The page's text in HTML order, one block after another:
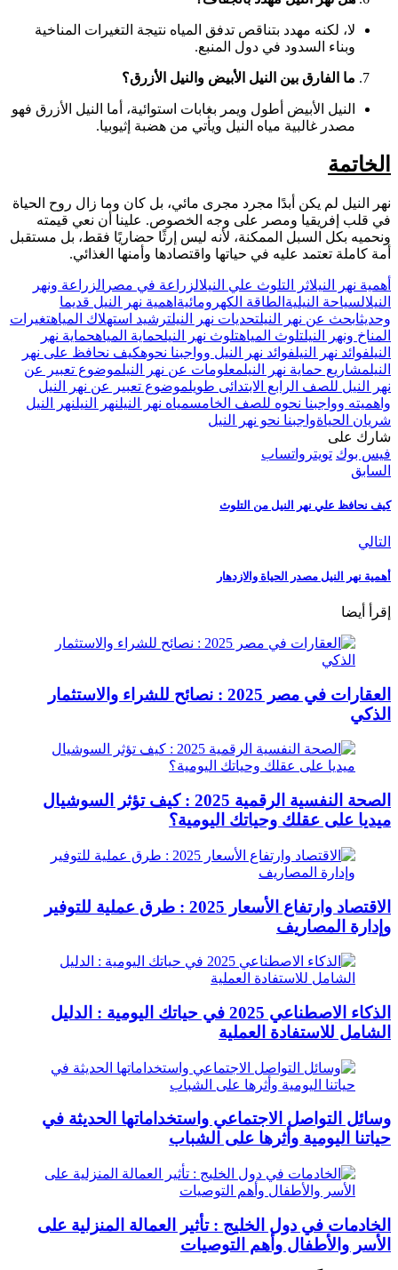
لا، لكنه مهدد بتناقص تدفق المياه نتيجة التغيرات المناخية
وبناء السدود في دول المنبع.
ما الفارق بين النيل الأبيض والنيل الأزرق؟
النيل الأبيض أطول ويمر بغابات استوائية، أما النيل الأزرق فهو
مصدر غالبية مياه النيل ويأتي من هضبة إثيوبيا.
الخاتمة
نهر النيل لم يكن أبدًا مجرد مجرى مائي، بل كان وما زال روح الحياة
في قلب إفريقيا ومصر على وجه الخصوص. علينا أن نعي قيمته
ونحميه بكل السبل الممكنة، لأنه ليس إرثًا حضاريًا فقط، بل مستقبل
أمة كاملة تعتمد عليه في حياتها واقتصادها وأمنها الغذائي.
أهمية نهر النيلاثر التلوث علي النيلالزراعة في مصر الزراعة ونهر
النيلالسياحة النيلية الطاقة الكهرومائية اهمية نهر النيل قديما
وحديثابحث عن نهر النيلتحديات نهر النيلترشيد استهلاك المياهتغيرات
المناخ ونهر النيلتلوث المياهتلوث نهر النيلحماية المياهحماية نهر
النيلفوائد نهر النيلفوائد نهر النيل وواجبنا نحوهكيف نحافظ على نهر
النيلمشاريع حماية نهر النيلمعلومات عن نهر النيلموضوع تعبير عن
نهر النيل للصف الرابع الابتدائى طويلموضوع تعبير عن نهر النيل
واهميته وواجبنا نحوه للصف الخامسمياه نهر النيلنهر النيلنهر النيل
شريان الحياةواجبنا نحو نهر النيل
شارك على
فيس بوك تويتر واتساب
السابق
كيف نحافظ علي نهر النيل من التلوث
التالي
أهمية نهر النيل مصدر الحياة والازدهار
إقرأ أيضا
العقارات في مصر 2025 : نصائح للشراء والاستثمار
الذكي
الصحة النفسية الرقمية 2025 : كيف تؤثر السوشيال
ميديا على عقلك وحياتك اليومية؟
الاقتصاد وارتفاع الأسعار 2025 : طرق عملية للتوفير
وإدارة المصاريف
الذكاء الاصطناعي 2025 في حياتك اليومية : الدليل
الشامل للاستفادة العملية
وسائل التواصل الاجتماعي واستخداماتها الحديثة في
حياتنا اليومية وأثرها على الشباب
الخادمات في دول الخليج : تأثير العمالة المنزلية على
الأسر والأطفال وأهم التوصيات